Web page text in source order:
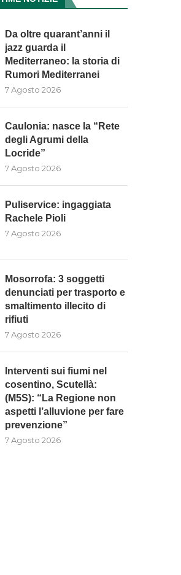
Da oltre quarant’anni il
jazz guarda il
Mediterraneo: la storia di
Rumori Mediterranei
7 Agosto 2026
Caulonia: nasce la “Rete
degli Agrumi della
Locride”
7 Agosto 2026
Puliservice: ingaggiata
Rachele Pioli
7 Agosto 2026
Mosorrofa: 3 soggetti
denunciati per trasporto e
smaltimento illecito di
rifiuti
7 Agosto 2026
Interventi sui fiumi nel
cosentino, Scutellà:
(M5S): “La Regione non
aspetti l’alluvione per fare
prevenzione”
7 Agosto 2026